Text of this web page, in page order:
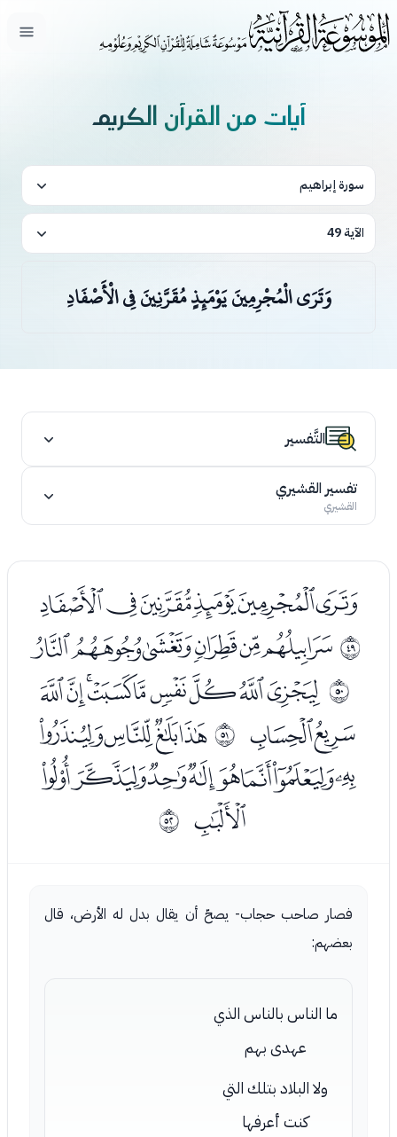
فتح
آيات من القرآن الكريم
سورة إبراهيم
الآية 49
وَتَرَى الْمُجْرِمِينَ يَوْمَئِذٍ مُقَرَّنِينَ فِي الْأَصْفَادِ
التَّفسير
تفسير القشيري
القشيري
ﮭﮮﮯﮰﮱﯓ
ﰰﯕﯖﯗﯘﯙﯚ
ﰱﯜﯝﯞﯟﯠﯡﯢﯣﯤ
ﯥﯦ ﰲﯨﯩﯪﯫ
ﯬﯭﯮﯯﯰﯱﯲﯳ
ﯴ ﰳ
فصار صاحب حجاب- يصحّ أن يقال بدل له الأرض، قال
بعضهم:
ما الناس بالناس الذي
عهدى بهم
ولا البلاد بتلك التي
كنت أعرفها